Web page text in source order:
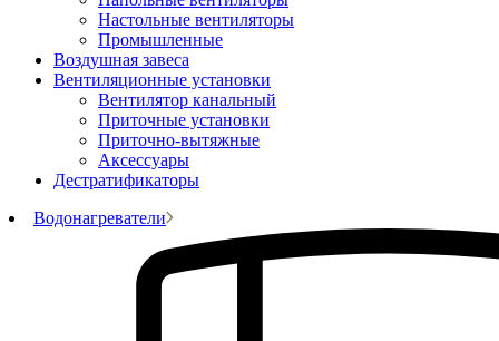
Настольные вентиляторы
Промышленные
Воздушная завеса
Вентиляционные установки
Вентилятор канальный
Приточные установки
Приточно-вытяжные
Аксессуары
Дестратификаторы
Водонагреватели